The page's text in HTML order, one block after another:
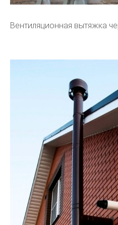
Вентиляционная вытяжка